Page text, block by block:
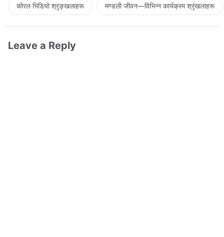
कोरल भिडियो श्रृङ्खलाहरू मण्डली जीवन—विभिन्‍न कार्यक्रम श्रृंखलाहरू
Leave a Reply